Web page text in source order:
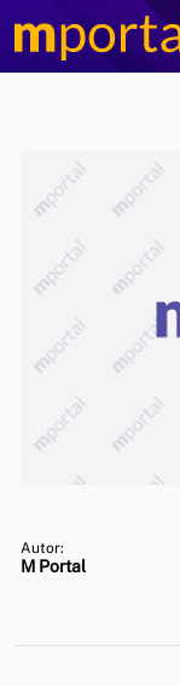
Autor:
M Portal